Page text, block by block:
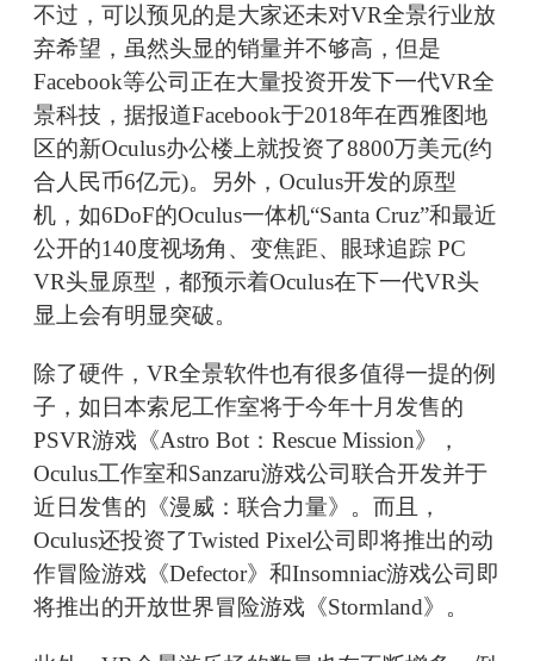
不过，可以预见的是大家还未对VR全景行业放
弃希望，虽然头显的销量并不够高，但是
Facebook等公司正在大量投资开发下一代VR全
景科技，据报道Facebook于2018年在西雅图地
区的新Oculus办公楼上就投资了8800万美元(约
合人民币6亿元)。另外，Oculus开发的原型
机，如6DoF的Oculus一体机“Santa Cruz”和最近
公开的140度视场角、变焦距、眼球追踪 PC
VR头显原型，都预示着Oculus在下一代VR头
显上会有明显突破。
除了硬件，VR全景软件也有很多值得一提的例
子，如日本索尼工作室将于今年十月发售的
PSVR游戏《Astro Bot：Rescue Mission》，
Oculus工作室和Sanzaru游戏公司联合开发并于
近日发售的《漫威：联合力量》。而且，
Oculus还投资了Twisted Pixel公司即将推出的动
作冒险游戏《Defector》和Insomniac游戏公司即
将推出的开放世界冒险游戏《Stormland》。